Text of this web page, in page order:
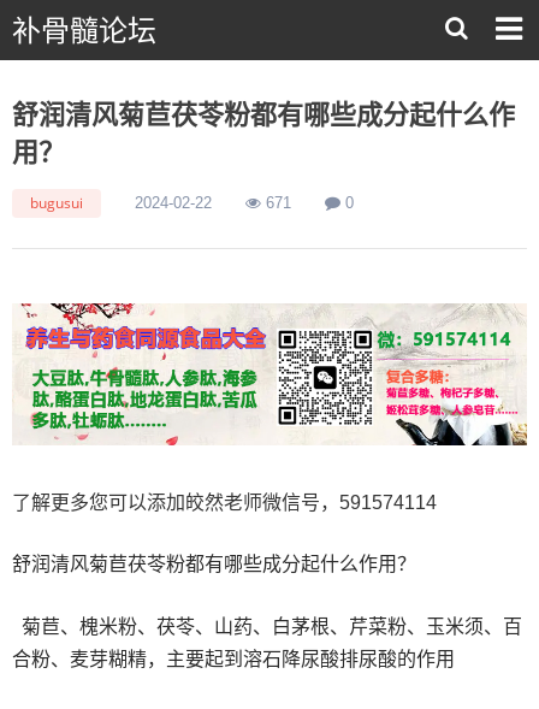
补骨髓论坛
舒润清风菊苣茯苓粉都有哪些成分起什么作
用？
bugusui 2024-02-22 671 0
了解更多您可以添加皎然老师微信号，591574114
舒润清风菊苣茯苓粉都有哪些成分起什么作用？
菊苣、槐米粉、茯苓、山药、白茅根、芹菜粉、玉米须、百
合粉、麦芽糊精，主要起到溶石降尿酸排尿酸的作用